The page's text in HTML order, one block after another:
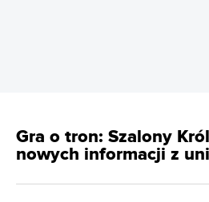
Gra o tron: Szalony
nowych informacji z